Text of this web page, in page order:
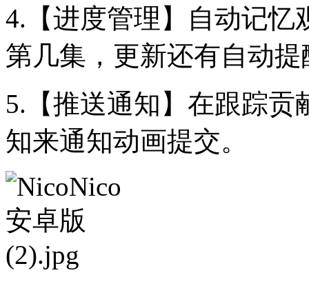
4.【进度管理】自动记忆
第几集，更新还有自动提
5.【推送通知】在跟踪
知来通知动画提交。